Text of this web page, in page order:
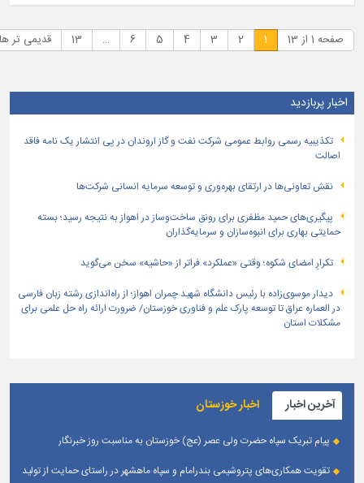
صفحه 1 از 13 قدیمی تر ها
اخبار پربازدید
تكذیبیه رسمی روابط عمومی شركت نفت و گاز اروندان در پی انتشار یک نامه فاقد
اصالت
نقش تعاونی‌ها در ارتقای بهره‌وری و توسعه سرمایه انسانی شرکت‌ها
پیگیری‌های حمید مظفری برای رونق ساخت‌وساز در اهواز به نتیجه رسید؛ بسته
حمایتی بهاری برای انبوه‌سازان و سرمایه‌گذاران
تکرارِ امضای شکوه؛ وقتی «عملکرد» فراتر از «حاشیه» سخن می‌گوید
دیدار موسوی‌زاده با رئیس دانشگاه شهید چمران اهواز؛ از راه‌اندازی رشته زبان فارسی
در العماره عراق تا توسعه پارک علم و فناوری خوزستان/ ضرورت ارائه راه حل علمی برای
مشکلات استان
آخرین اخبار اخبار خوزستان
پیام تبریک سپاه حضرت ولی عصر (عج) خوزستان به مناسبت روز خبرنگار
تقویت همکاری‌های پتروشیمی بندرامام و سپاه ماهشهر در راستای حمایت از تولید